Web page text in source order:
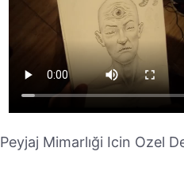
Peyjaj Mimarlıği Icin Ozel